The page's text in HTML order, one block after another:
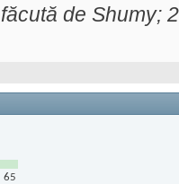
de Shumy;
65